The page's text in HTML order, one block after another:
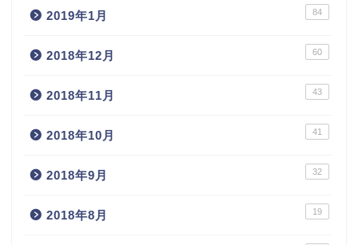
2019年1月 84
2018年12月 60
2018年11月 43
2018年10月 41
2018年9月 32
2018年8月 19